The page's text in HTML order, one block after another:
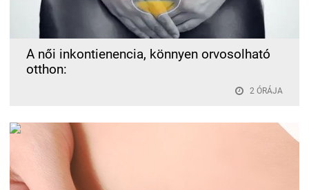
A női inkontienencia, könnyen orvosolható
otthon:
2 ÓRÁJA